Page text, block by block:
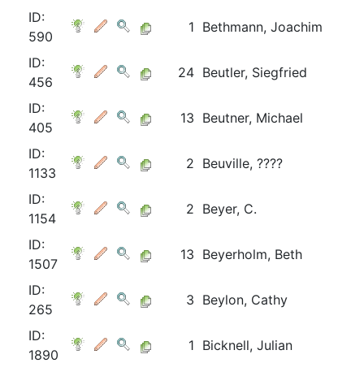
ID:
590
1 Bethmann, Joachim
ID:
456
24 Beutler, Siegfried
ID:
405
13 Beutner, Michael
ID:
1133
2 Beuville, ????
ID:
1154
2 Beyer, C.
ID:
1507
13 Beyerholm, Beth
ID:
265
3 Beylon, Cathy
ID:
1890
1 Bicknell, Julian